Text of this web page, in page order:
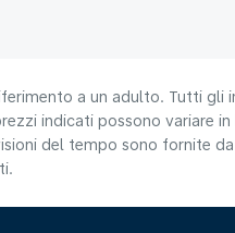
a un adulto. Tutti gli
indicati possono variare
del tempo sono fornite